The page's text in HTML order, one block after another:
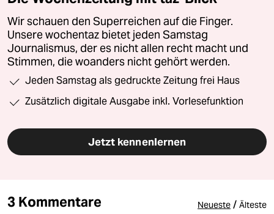
Wir schauen den Superreichen auf die Finger.
Unsere wochentaz bietet jeden Samstag
Journalismus, der es nicht allen recht macht und
Stimmen, die woanders nicht gehört werden.
Jeden Samstag als gedruckte Zeitung frei Haus
Zusätzlich digitale Ausgabe inkl. Vorlesefunktion
Jetzt kennenlernen
3 Kommentare Neueste / Älteste